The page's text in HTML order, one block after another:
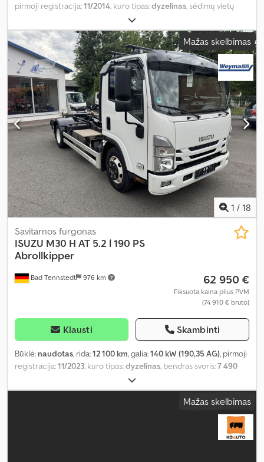
pirmoji registracija:11/2014, kuro tipas:dyzelinas, sėdimų vietų
automatinis
emisijos klasė:Euro 6, pakaba:oras, ratų bazė:4 660 mm, Gamybos
metai:2014 , Įranga:borto kompiuteris, oro kondicionavimas,
Mažas skelbimas
1 / 18
Bad Tennstedt 976 km
Savitarnos furgonas
ISUZU M30 H AT 5.2 l 190 PS
Abrollkipper
62 950 €
Fiksuota kaina plius PVM
(74 910 € bruto)
Klausti Skambinti
Būklė: naudotas, rida:12 100 km, galia:140 kW (190,35 AG), pirmoji
registracija:11/2023 , kuro tipas:dyzelinas , bendras svoris:7 490
, sėdimų vietų skaičius:
užraktas, elektroninė stabilumo programa (ESP), oro
Mažas skelbimas